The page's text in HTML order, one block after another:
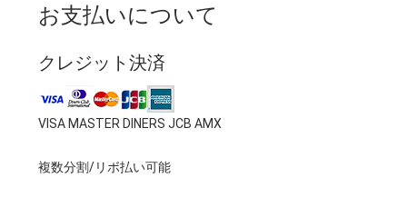
お支払いについて
クレジット決済
VISA MASTER DINERS JCB AMX
複数分割/リボ払い可能